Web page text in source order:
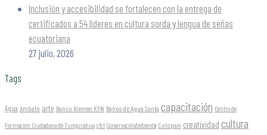
Inclusión y accesibilidad se fortalecen con la entrega de
certificados a 54 líderes en cultura sorda y lengua de señas
ecuatoriana
27 julio, 2026
Tags
Agua Ambato arte Banco Alemán KFW Baños de Agua Santa capacitación Centro de
Formación Ciudadana de Tungurahua cfct ConservaciónAmbiental Cotopaxi creatividad cultura